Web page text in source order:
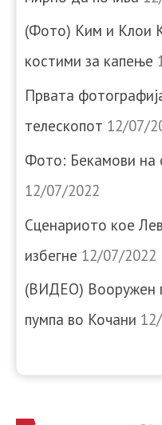
(Фото) Ким и Клои
костими за капење
Првата
телескопот 12/07/
Фото: Бекамови на
12/07/2022
Сценариото кое
избегне 12/07/2022
(ВИДЕО) Вооружен
пумпа во Кочани